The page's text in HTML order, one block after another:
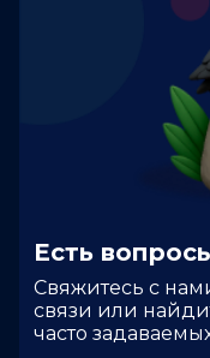
Есть
Cвяжитесь с
связи или
часто